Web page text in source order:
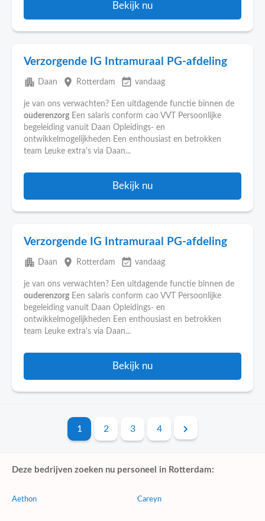
Bekijk nu
Verzorgende IG Intramuraal PG-afdeling
apartment Daan place Rotterdam event_available vandaag
je van ons verwachten? Een uitdagende functie binnen de
ouderenzorg Een salaris conform cao VVT Persoonlijke
begeleiding vanuit Daan Opleidings- en
ontwikkelmogelijkheden Een enthousiast en betrokken
team Leuke extra's via Daan...
Bekijk nu
Verzorgende IG Intramuraal PG-afdeling
apartment Daan place Rotterdam event_available vandaag
je van ons verwachten? Een uitdagende functie binnen de
ouderenzorg Een salaris conform cao VVT Persoonlijke
begeleiding vanuit Daan Opleidings- en
ontwikkelmogelijkheden Een enthousiast en betrokken
team Leuke extra's via Daan...
Bekijk nu
1 2 3 4
Deze bedrijven zoeken nu personeel in Rotterdam:
Aethon Careyn